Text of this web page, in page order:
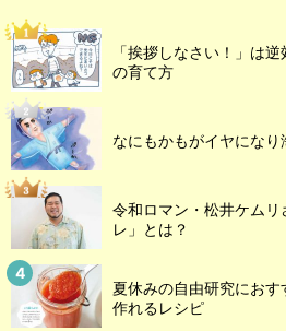
「挨拶しなさい！」は
の育て方
なにもかもがイヤにな
令和ロマン・松井ケム
レ」とは？
夏休みの自由研究にお
作れるレシピ